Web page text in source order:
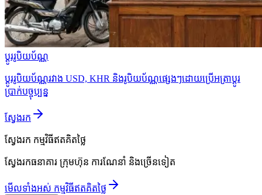
ប្ដូររូបិយប័ណ្ណ
ប្ដូររូបិយប័ណ្ណរវាង USD, KHR និងរូបិយប័ណ្ណផ្សេងៗដោយប្រើអត្រាប្ដូរ
ប្រាក់បច្ចុប្បន្ន
ស្វែងរក
ស្វែងរក កម្មវិធីឥតគិតថ្លៃ
ស្វែងរកធនាគារ ក្រុមហ៊ុន ការណែនាំ និងច្រើនទៀត
មើលទាំងអស់ កម្មវិធីឥតគិតថ្លៃ